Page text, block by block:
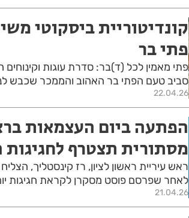
קונדיטוריית ביסקוטי
פתי בר
פתי מאמין לכל (ד)בר: סדרת עוגות
סביב טעם הפתי בר האהוב והממכר שכבש
22.04.26
הפתעה ביום העצמאות
מסתורית תצטרף לחגיגות
ראש עיריית ראשון לציון, רז קינסטליך,
לאחר שפרסם פוסט מסקרן לקראת חגיגות
21.04.26